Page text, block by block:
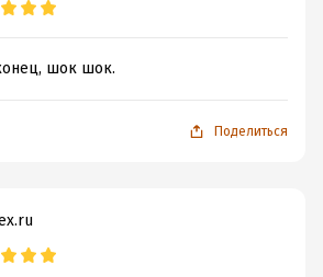
шок шок.
Поделиться